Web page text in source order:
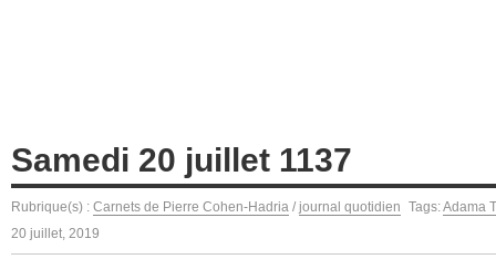
Samedi 20 juillet 1137
Rubrique(s) : Carnets de Pierre Cohen-Hadria / journal quotidien Tags:Adama
20 juillet, 2019